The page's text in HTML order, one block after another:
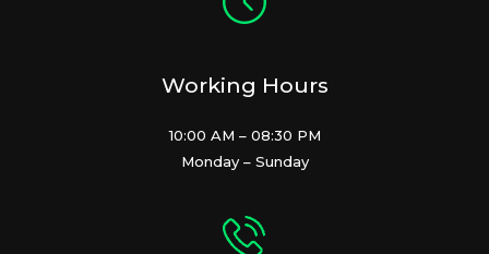
Working Hours
10:00 AM – 08:30 PM
Monday – Sunday